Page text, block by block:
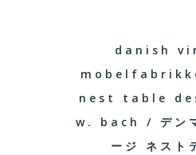
danish
nest table
w. bach / デン
ージ ネスト